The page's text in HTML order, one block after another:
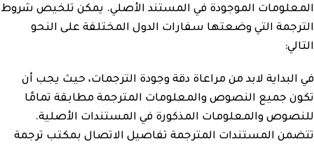
المعلومات الموجودة في المستند الأصلي. يمكن تلخيص شروط
الترجمة التي وضعتها سفارات الدول المختلفة على النحو
التالي:
في البداية لابد من مراعاة دقة وجودة الترجمات، حيث يجب أن
تكون جميع النصوص والمعلومات المترجمة مطابقة تمامًا
للنصوص والمعلومات المذكورة في المستندات الأصلية.
تتضمن المستندات المترجمة تفاصيل الاتصال بمكتب ترجمة